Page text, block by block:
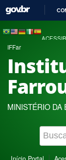
IFFar
MINISTÉRIO DA